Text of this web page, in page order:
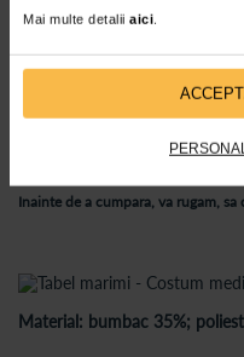
Mai multe detalii aici
Bluza medicala alba cu
Bluza medicala cu
anotimpurilor de vara si
sezoane, in functie de
Imprimeul vesel, cu
medicii pediatri, medicii
Inainte de a cumpara, va rugam,
Material: bumbac 35%;